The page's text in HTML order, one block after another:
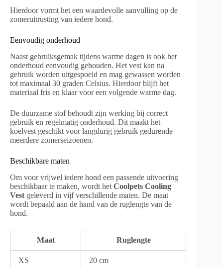
Hierdoor vormt het een waardevolle aanvulling op de
zomeruitrusting van iedere hond.
Eenvoudig onderhoud
Naast gebruiksgemak tijdens warme dagen is ook het
onderhoud eenvoudig gehouden. Het vest kan na
gebruik worden uitgespoeld en mag gewassen worden
tot maximaal 30 graden Celsius. Hierdoor blijft het
materiaal fris en klaar voor een volgende warme dag.
De duurzame stof behoudt zijn werking bij correct
gebruik en regelmatig onderhoud. Dit maakt het
koelvest geschikt voor langdurig gebruik gedurende
meerdere zomerseizoenen.
Beschikbare maten
Om voor vrijwel iedere hond een passende uitvoering
beschikbaar te maken, wordt het Coolpets Cooling
Vest geleverd in vijf verschillende maten. De maat
wordt bepaald aan de hand van de ruglengte van de
hond.
Maat Ruglengte
XS 20 cm